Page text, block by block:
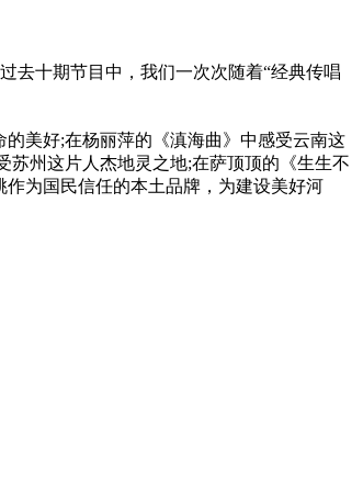
去十期节目中，我们一次次随着“经典传唱
美好;在杨丽萍的《滇海曲》中感受云南这
州这片人杰地灵之地;在萨顶顶的《生生不
为国民信任的本土品牌，为建设美好河